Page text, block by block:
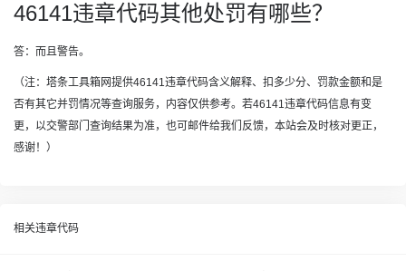
46141违章代码其他处罚有哪些？
答：而且警告。
（注：塔条工具箱网提供46141违章代码含义解释、扣多少分、罚款金额和是
否有其它并罚情况等查询服务，内容仅供参考。若46141违章代码信息有变
更，以交警部门查询结果为准，也可邮件给我们反馈，本站会及时核对更正，
感谢！）
相关违章代码